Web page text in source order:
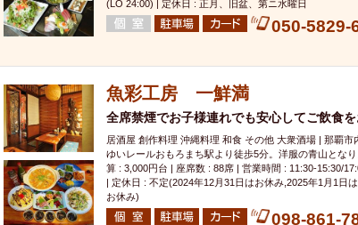
スペインバル・イタリアンバール 食べ放題 動物カフェ＆バー
ジビエ 安里駅周辺 アジア・エスニック 熱燗 生
電気ブラン エビスビール ウェディング
ロ 昼宴会 イベリコ豚 山盛、メガ盛り つけ麺
辺
中華 お好み焼き・もんじゃ オーガニック プレミ
イレ
ランチバイキング フルーツハイボール 飲み比べ
鉄板焼き 幹事様特典 おばんざい チーズタッカルビ
秋限定メニュー 春限定メニュー フレンチ
(LO 24:00) | 定休日 : 正月、旧盆、第ニ水曜日
050-5829-
魚彩工房 一鮮満
全席禁煙でお子様連れでも安心してご飲食
居酒屋 創作料理 沖縄料理 和食 その他 大衆酒場 | 那覇市
ゆいレールおもろまち駅より徒歩5分。洋服の青山とな
算 : 3,000円台 | 座席数 : 88席 | 営業時間 : 11:30-15:30/
| 定休日 : 不定(2024年12月31日はお休み,2025年1月1日
お休み)
098-861-